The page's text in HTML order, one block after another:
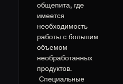
общепита, где
имеется
необходимость
работы с большим
объемом
необработанных
продуктов.
Специальные